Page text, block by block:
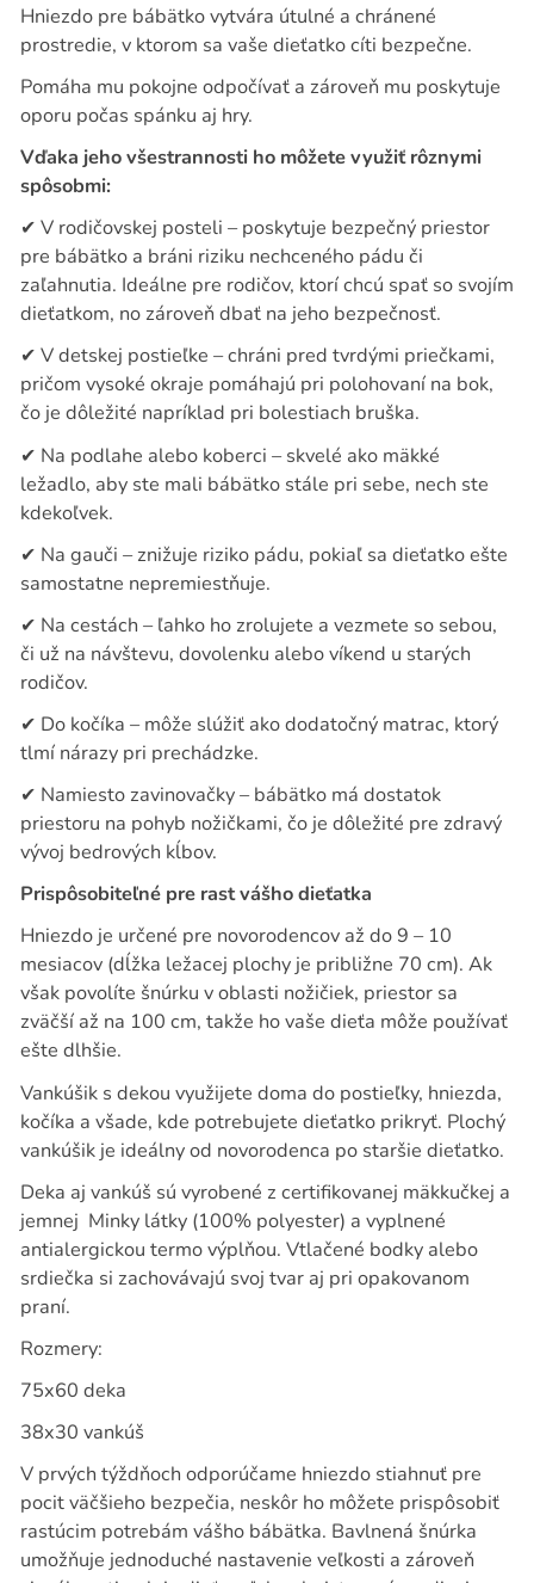
Hniezdo pre bábätko vytvára útulné a chránené
prostredie, v ktorom sa vaše dieťatko cíti bezpečne.
Pomáha mu pokojne odpočívať a zároveň mu poskytuje
oporu počas spánku aj hry.
Vďaka jeho všestrannosti ho môžete využiť rôznymi
spôsobmi:
✔ V rodičovskej posteli – poskytuje bezpečný priestor
pre bábätko a bráni riziku nechceného pádu či
zaľahnutia. Ideálne pre rodičov, ktorí chcú spať so svojím
dieťatkom, no zároveň dbať na jeho bezpečnosť.
✔ V detskej postieľke – chráni pred tvrdými priečkami,
pričom vysoké okraje pomáhajú pri polohovaní na bok,
čo je dôležité napríklad pri bolestiach bruška.
✔ Na podlahe alebo koberci – skvelé ako mäkké
ležadlo, aby ste mali bábätko stále pri sebe, nech ste
kdekoľvek.
✔ Na gauči – znižuje riziko pádu, pokiaľ sa dieťatko ešte
samostatne nepremiestňuje.
✔ Na cestách – ľahko ho zrolujete a vezmete so sebou,
či už na návštevu, dovolenku alebo víkend u starých
rodičov.
✔ Do kočíka – môže slúžiť ako dodatočný matrac, ktorý
tlmí nárazy pri prechádzke.
✔ Namiesto zavinovačky – bábätko má dostatok
priestoru na pohyb nožičkami, čo je dôležité pre zdravý
vývoj bedrových kĺbov.
Prispôsobiteľné pre rast vášho dieťatka
Hniezdo je určené pre novorodencov až do 9 – 10
mesiacov (dĺžka ležacej plochy je približne 70 cm). Ak
však povolíte šnúrku v oblasti nožičiek, priestor sa
zväčší až na 100 cm, takže ho vaše dieťa môže používať
ešte dlhšie.
Vankúšik s dekou využijete doma do postieľky, hniezda,
kočíka a všade, kde potrebujete dieťatko prikryť. Plochý
vankúšik je ideálny od novorodenca po staršie dieťatko.
Deka aj vankúš sú vyrobené z certifikovanej mäkkučkej a
jemnej Minky látky (100% polyester) a vyplnené
antialergickou termo výplňou. Vtlačené bodky alebo
srdiečka si zachovávajú svoj tvar aj pri opakovanom
praní.
Rozmery:
75x60 deka
38x30 vankúš
V prvých týždňoch odporúčame hniezdo stiahnuť pre
pocit väčšieho bezpečia, neskôr ho môžete prispôsobiť
rastúcim potrebám vášho bábätka. Bavlnená šnúrka
umožňuje jednoduché nastavenie veľkosti a zároveň